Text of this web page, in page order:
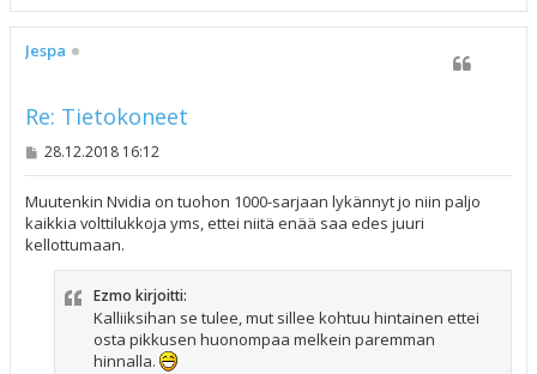
ö
Jespa
Re: Tietokoneet
V
s
t
i
28.12.2018 16:12
Muutenkin Nvidia on tuohon 1000-sarjaan lykännyt jo niin paljo
kaikkia volttilukkoja yms, ettei niitä enää saa edes juuri
kellottumaan.
Ezmo kirjoitti:
Kalliiksihan se tulee, mut sillee kohtuu hintainen ettei
osta pikkusen huonompaa melkein paremman
hinnalla.